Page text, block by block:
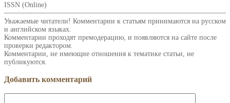
ISSN (Online)
Уважаемые читатели! Комментарии к статьям принимаются на русском
и английском языках.
Комментарии проходят премодерацию, и появляются на сайте после
проверки редактором.
Комментарии, не имеющие отношения к тематике статьи, не
публикуются.
Добавить комментарий